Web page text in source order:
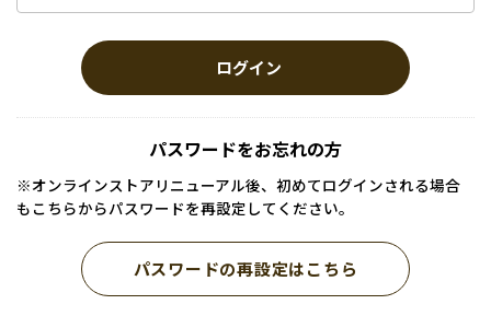
ログイン
パスワードをお忘れの方
※オンラインストアリニューアル後、初めてログインされる場合
もこちらからパスワードを再設定してください。
パスワードの再設定はこちら